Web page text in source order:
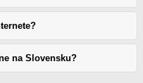
na Slovensku?